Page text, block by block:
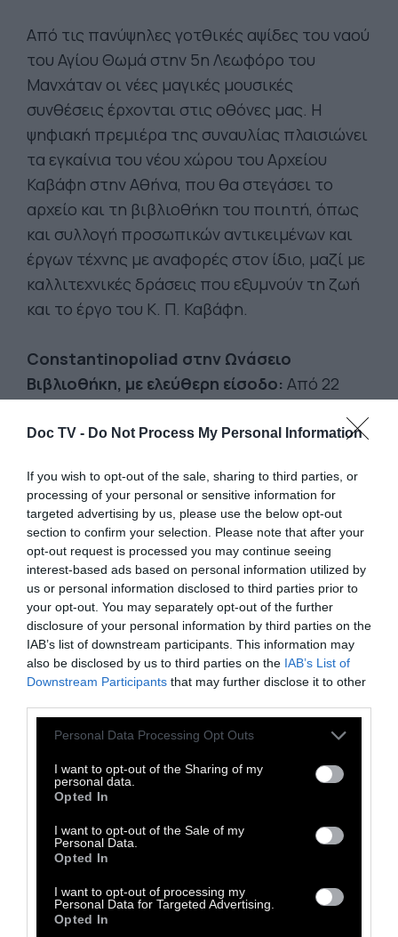
Doc TV - Do Not Process My Personal Information
If you wish to opt-out of the sale, sharing to third parties, or
processing of your personal or sensitive information for
targeted advertising by us, please use the below opt-out
section to confirm your selection. Please note that after your
opt-out request is processed you may continue seeing
interest-based ads based on personal information utilized by
us or personal information disclosed to third parties prior to
your opt-out. You may separately opt-out of the further
disclosure of your personal information by third parties on the
IAB’s list of downstream participants. This information may
also be disclosed by us to third parties on the IAB’s List of
Downstream Participants that may further disclose it to other
Personal Data Processing Opt Outs
I want to opt-out of the Sharing of my
personal data.
Opted In
I want to opt-out of the Sale of my
Personal Data.
Opted In
I want to opt-out of processing my
Personal Data for Targeted Advertising.
Opted In
Από τις πανύψηλες γοτθικές αψίδες του ναού
του Αγίου Θωμά στην 5η Λεωφόρο του
Μανχάταν οι νέες μαγικές μουσικές
συνθέσεις έρχονται στις οθόνες μας. Η
ψηφιακή πρεμιέρα της συναυλίας πλαισιώνει
τα εγκαίνια του νέου χώρου του Αρχείου
Καβάφη στην Αθήνα, που θα στεγάσει το
αρχείο και τη βιβλιοθήκη του ποιητή, όπως
και συλλογή προσωπικών αντικειμένων και
έργων τέχνης με αναφορές στον ίδιο, μαζί με
καλλιτεχνικές δράσεις που εξυμνούν τη ζωή
και το έργο του Κ. Π. Καβάφη.
Constantinopoliad στην Ωνάσειο
Βιβλιοθήκη, με ελεύθερη είσοδο: Από 22
παρουσιάζει στην Ωνάσειο Βιβλιοθήκη την
γνώρισε την αποθέωση όταν έκανε πρεμιέρα
τον Απρίλιο στο καβαφικό φεστιβάλ “Archive
of Desire” στη Νέα Υόρκη, σε ανάθεση και
παραγωγή του Ιδρύματος Ωνάση.